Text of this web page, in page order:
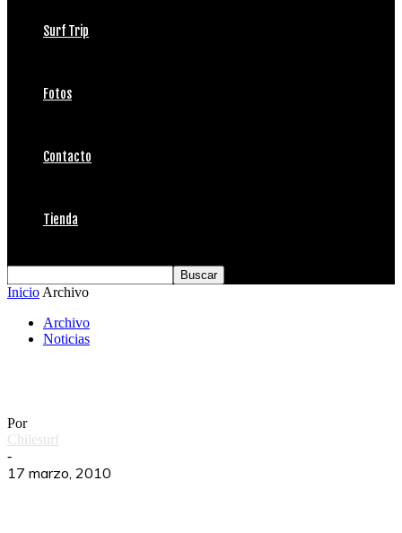
Surf Trip
Fotos
Contacto
Tienda
Inicio Archivo
Archivo
Noticias
Por
Chilesurf
-
17 marzo, 2010